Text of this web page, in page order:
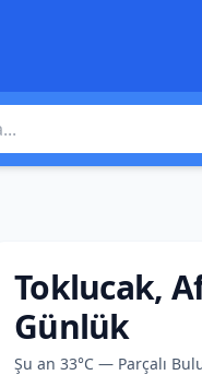
Toklucak,
Günlük
Şu an 33°C — Parçalı